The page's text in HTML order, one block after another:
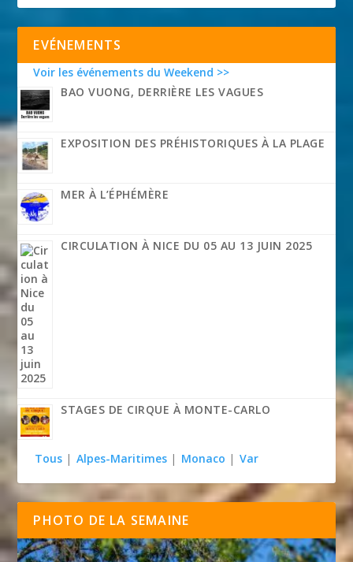
EVÉNEMENTS
Voir les événements du Weekend >>
BAO VUONG, DERRIÈRE LES VAGUES
EXPOSITION DES PRÉHISTORIQUES À LA PLAGE
MER À L’ÉPHÉMÈRE
CIRCULATION À NICE DU 05 AU 13 JUIN 2025
STAGES DE CIRQUE À MONTE-CARLO
Tous | Alpes-Maritimes | Monaco | Var
PHOTO DE LA SEMAINE